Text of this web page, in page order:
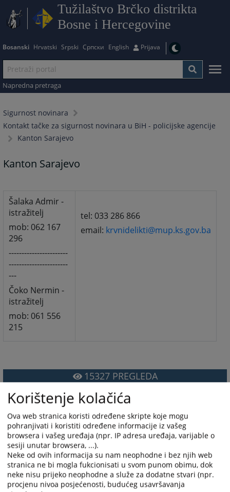
Tužilaštvo Brčko distrikta
Bosne i Hercegovine
Bosanski Hrvatski Srpski Српски English Prijava
Napredna pretraga
Sigurnost novinara
Kontakt tačke za sigurnost novinara u BiH - policijske agencije
Kanton Sarajevo
Kanton Sarajevo
Šalaka Admir -
istražitelj
mob: 062 167
296
-----------------------
-----------------------
---
Čoko Nermin -
istražitelj
mob: 061 556
215
tel: 033 286 866
email: krvnidelikti@mup.ks.gov.ba
15327PREGLEDA
Korištenje kolačića
Ova web stranica koristi određene skripte koje mogu
pohranjivati i koristiti određene informacije iz vašeg
browsera i vašeg uređaja (npr. IP adresa uređaja, varijable o
sesiji unutar browsera, ...).
Neke od ovih informacija su nam neophodne i bez njih web
stranica ne bi mogla fukcionisati u svom punom obimu, dok
neke nisu prijeko neophodne a služe za dodatne stvari (npr.
procjenu nivoa posjećenosti, budućeg usavršavanja